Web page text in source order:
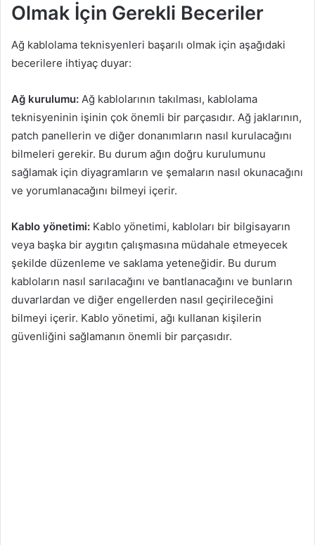
Olmak İçin Gerekli Beceriler
Ağ kablolama teknisyenleri başarılı olmak için aşağıdaki
becerilere ihtiyaç duyar:
Ağ kurulumu: Ağ kablolarının takılması, kablolama
teknisyeninin işinin çok önemli bir parçasıdır. Ağ jaklarının,
patch panellerin ve diğer donanımların nasıl kurulacağını
bilmeleri gerekir. Bu durum ağın doğru kurulumunu
sağlamak için diyagramların ve şemaların nasıl okunacağını
ve yorumlanacağını bilmeyi içerir.
Kablo yönetimi: Kablo yönetimi, kabloları bir bilgisayarın
veya başka bir aygıtın çalışmasına müdahale etmeyecek
şekilde düzenleme ve saklama yeteneğidir. Bu durum
kabloların nasıl sarılacağını ve bantlanacağını ve bunların
duvarlardan ve diğer engellerden nasıl geçirileceğini
bilmeyi içerir. Kablo yönetimi, ağı kullanan kişilerin
güvenliğini sağlamanın önemli bir parçasıdır.